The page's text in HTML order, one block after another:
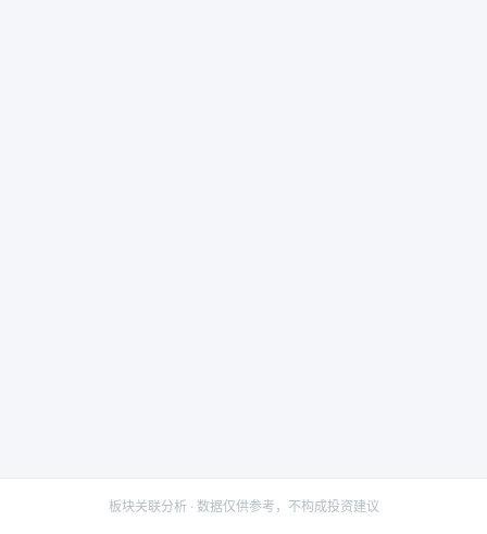
板块关联分析 · 数据仅供参考，不构成投资建议